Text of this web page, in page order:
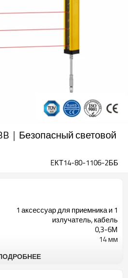
｜Безопасный световой
EКТ14-80-1106-2ББ
1 аксессуар для приемника и 1
излучатель, кабель
0,3-6М
14 мм